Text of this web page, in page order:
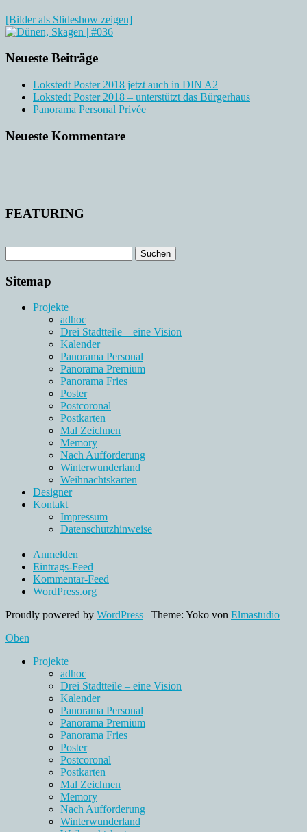
[Bilder als Slideshow zeigen]
Neueste Beiträge
Lokstedt Poster 2018 jetzt auch in DIN A2
Lokstedt Poster 2018 – unterstützt das Bürgerhaus
Panorama Personal Privée
Neueste Kommentare
FEATURING
Sitemap
Projekte
adhoc
Drei Stadtteile – eine Vision
Kalender
Panorama Personal
Panorama Premium
Panorama Fries
Poster
Postcoronal
Postkarten
Mal Zeichnen
Memory
Nach Aufforderung
Winterwunderland
Weihnachtskarten
Designer
Kontakt
Impressum
Datenschutzhinweise
Anmelden
Eintrags-Feed
Kommentar-Feed
WordPress.org
Proudly powered by WordPress | Theme: Yoko von Elmastudio
Oben
Projekte
adhoc
Drei Stadtteile – eine Vision
Kalender
Panorama Personal
Panorama Premium
Panorama Fries
Poster
Postcoronal
Postkarten
Mal Zeichnen
Memory
Nach Aufforderung
Winterwunderland